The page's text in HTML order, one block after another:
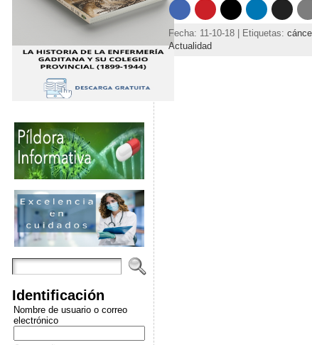
Identificación
Nombre de usuario o correo
electrónico
Fecha: 11-10-18 | Etiquetas:
Actualidad